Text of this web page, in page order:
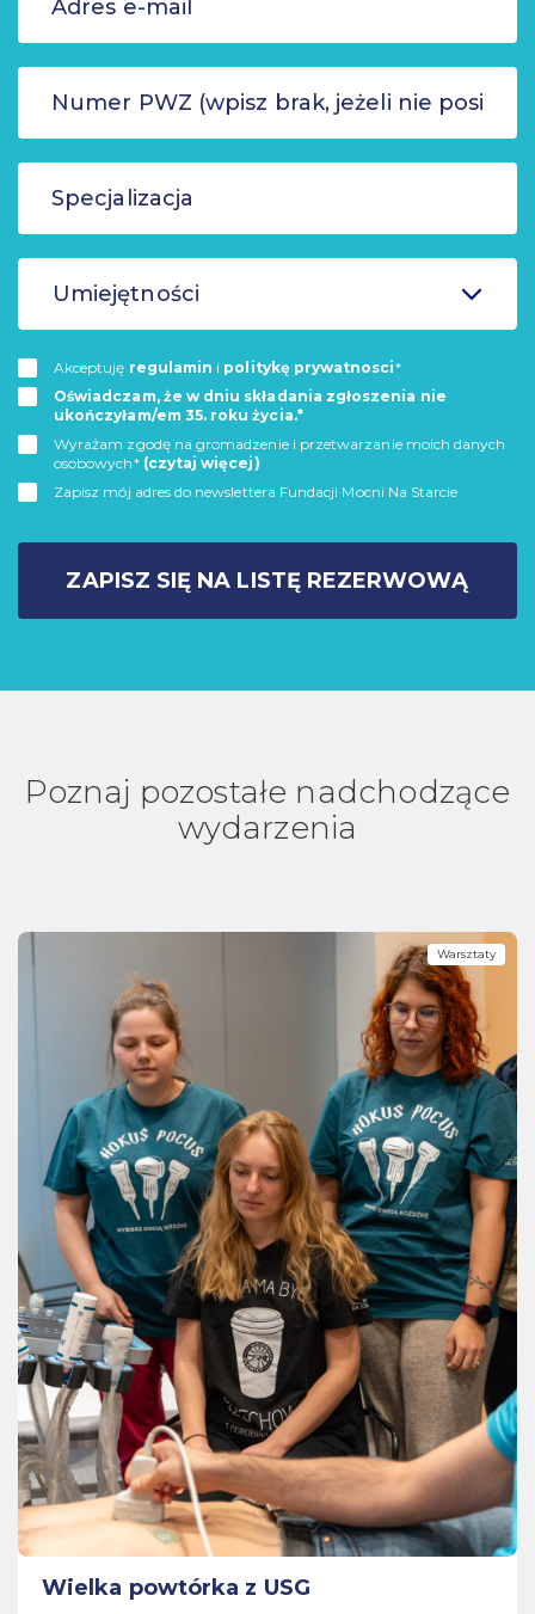
Umiejętności
Akceptuję regulamin i politykę prywatnosci*
Oświadczam, że w dniu składania zgłoszenia nie
ukończyłam/em 35. roku życia.*
Wyrażam zgodę na gromadzenie i przetwarzanie moich danych
osobowych* (czytaj więcej)
Zapisz mój adres do newslettera Fundacji Mocni Na Starcie
ZAPISZ SIĘ NA LISTĘ REZERWOWĄ
Poznaj pozostałe nadchodzące
wydarzenia
Warsztaty
Wielka powtórka z USG